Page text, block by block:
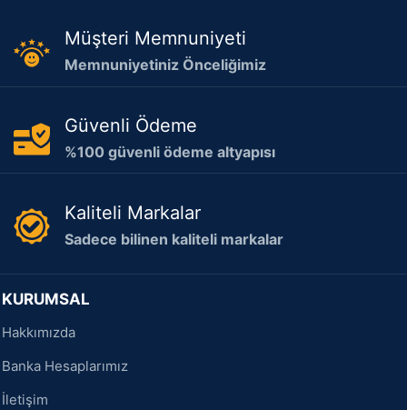
Müşteri Memnuniyeti
Memnuniyetiniz Önceliğimiz
Güvenli Ödeme
%100 güvenli ödeme altyapısı
Kaliteli Markalar
Sadece bilinen kaliteli markalar
KURUMSAL
Hakkımızda
Banka Hesaplarımız
İletişim